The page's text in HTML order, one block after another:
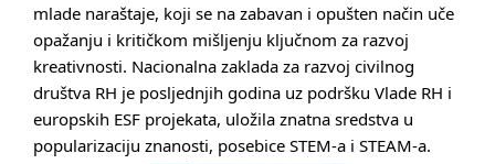
mlade naraštaje, koji se na zabavan i opušten način uče
opažanju i kritičkom mišljenju ključnom za razvoj
kreativnosti. Nacionalna zaklada za razvoj civilnog
društva RH je posljednjih godina uz podršku Vlade RH i
europskih ESF projekata, uložila znatna sredstva u
popularizaciju znanosti, posebice STEM-a i STEAM-a.